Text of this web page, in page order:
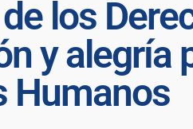
los
y alegría
Humanos